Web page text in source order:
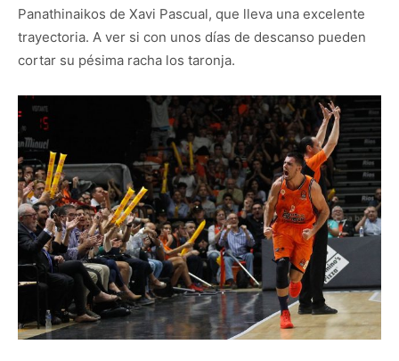
Panathinaikos de Xavi Pascual, que lleva una excelente
trayectoria. A ver si con unos días de descanso pueden
cortar su pésima racha los taronja.